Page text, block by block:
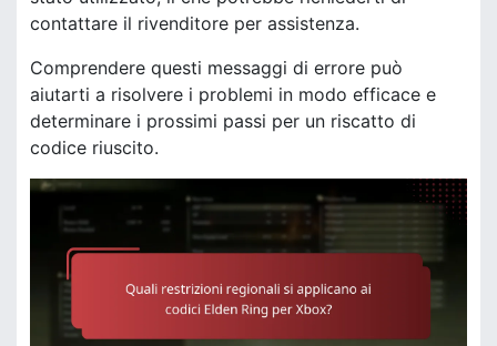
contattare il rivenditore per assistenza.
Comprendere questi messaggi di errore può
aiutarti a risolvere i problemi in modo efficace e
determinare i prossimi passi per un riscatto di
codice riuscito.